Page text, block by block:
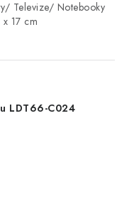
Televize/ Notebooky
17 cm
LDT66-C024